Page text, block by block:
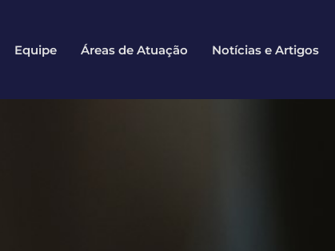
Equipe Áreas de Atuação Notícias e Artigos